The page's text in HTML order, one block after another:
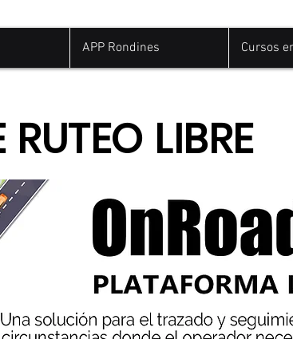
APP Rondines Cursos
LIBRE